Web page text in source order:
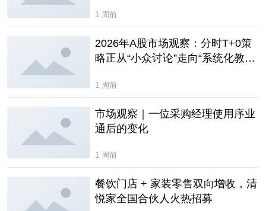
1 周前
2026年A股市场观察：分时T+0策
略正从“小众讨论”走向“系统化教
1 周前
市场观察｜一位采购经理使用序业
通后的变化
1 周前
餐饮门店 + 家装零售双向增收，清
悦家全国合伙人火热招募